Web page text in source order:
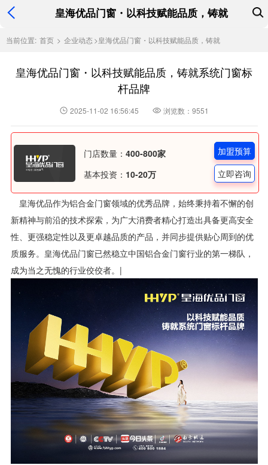
皇海优品门窗・以科技赋能品质，铸就
当前位置: 首页 > 企业动态 >皇海优品门窗・以科技赋能品质，铸就
皇海优品门窗・以科技赋能品质，铸就系统门窗标
杆品牌
2025-11-02 16:56:45 浏览数：9551
门店数量： 400-800家
基本投资： 10-20万
加盟预算
立即咨询
皇海优品作为铝合金门窗领域的优秀品牌，始终秉持着不懈的创
新精神与前沿的技术探索，为广大消费者精心打造出具备更高安全
性、更强稳定性以及更卓越品质的产品，并同步提供贴心周到的优
质服务。皇海优品门窗已然稳立中国铝合金门窗行业的第一梯队，
成为当之无愧的行业佼佼者。|